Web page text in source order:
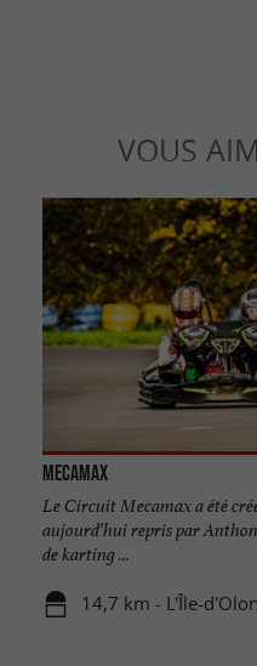
VOUS
Mecamax
Le Circuit Mecamax a été
aujourd’hui repris par
de karting ...
14,7 km - L'Île-